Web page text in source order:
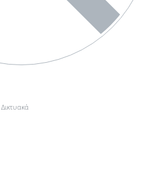
Δικτυακά